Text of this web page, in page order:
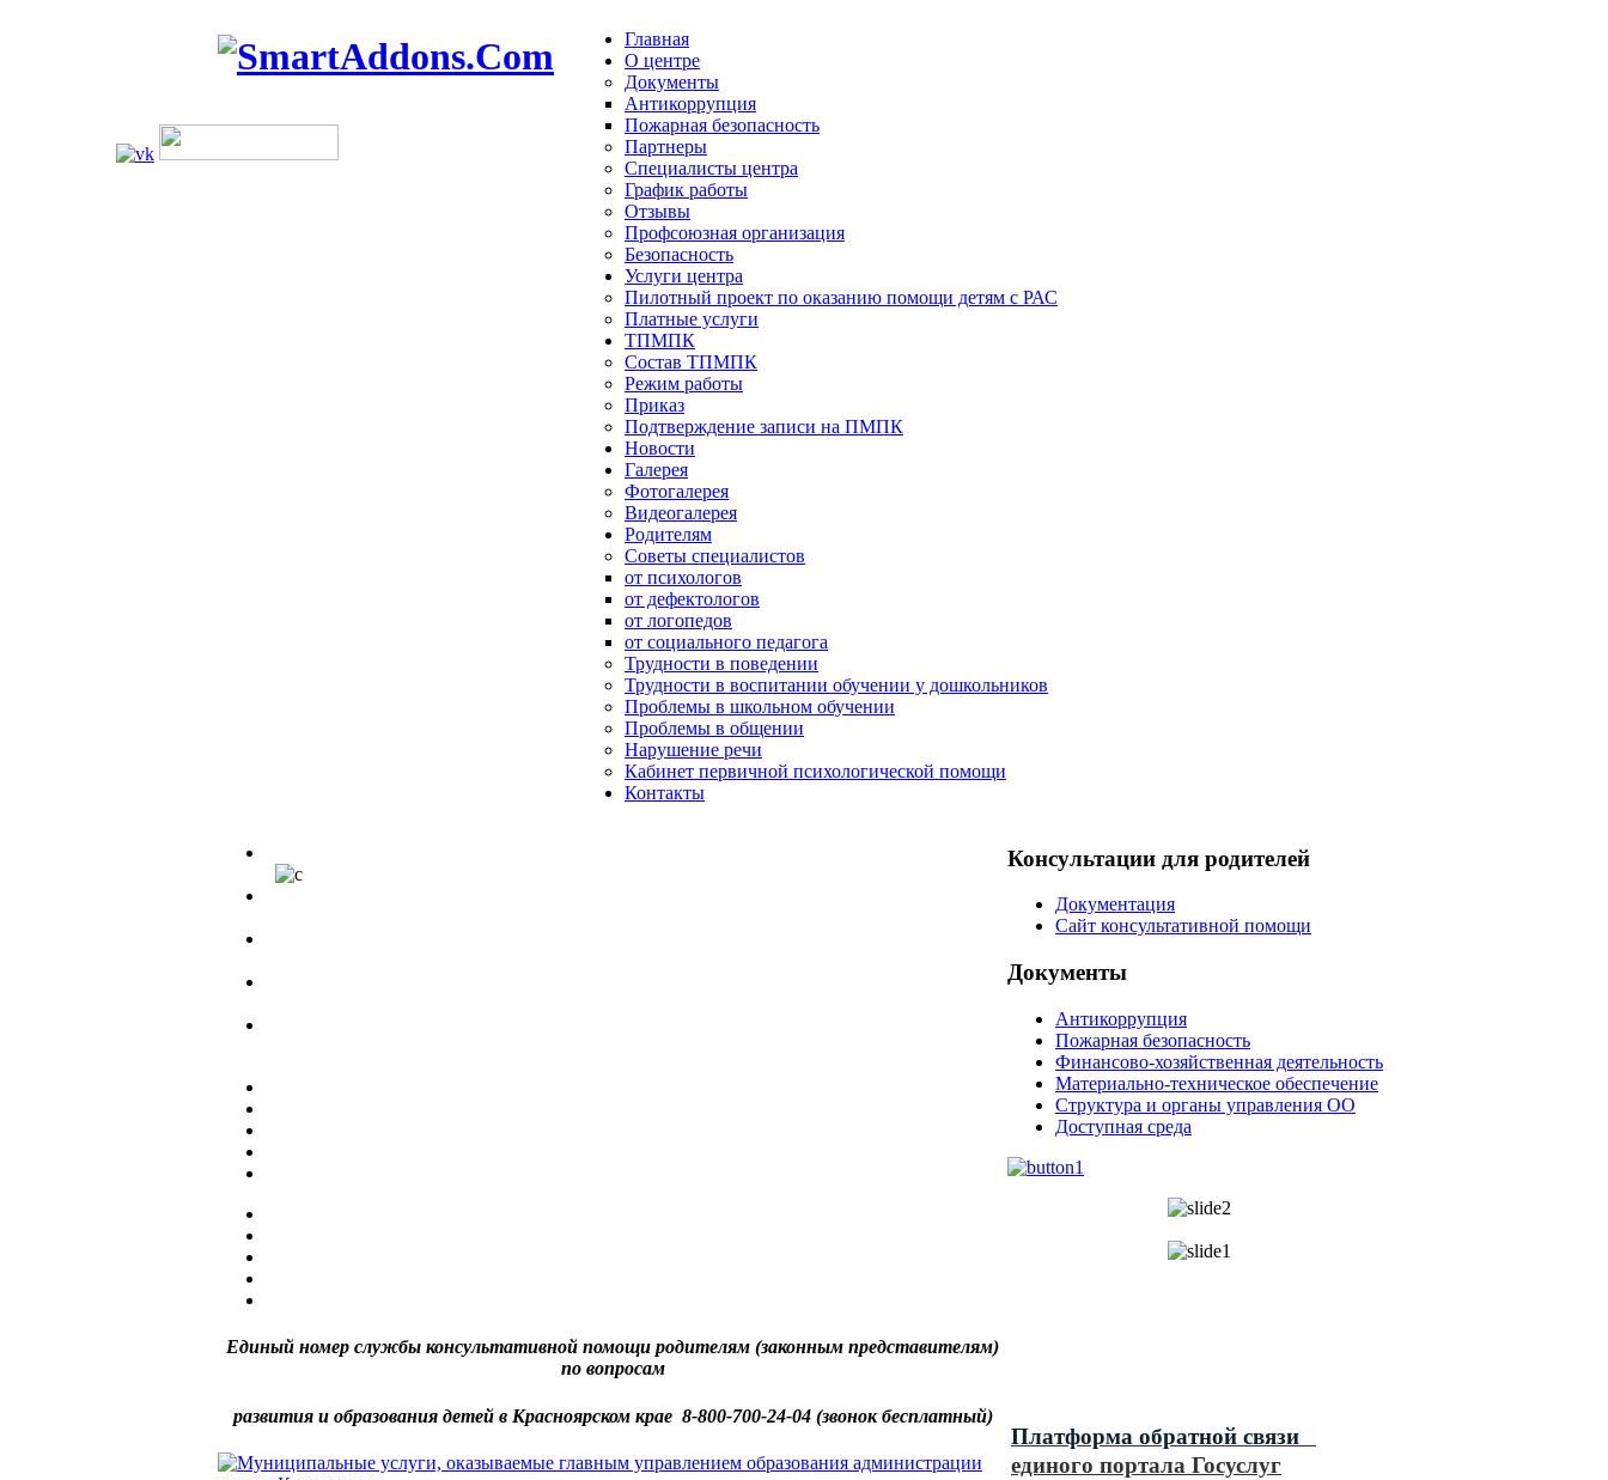
Главная
О центре
Документы
Антикоррупция
Пожарная безопасность
Партнеры
Специалисты центра
График работы
Отзывы
Профсоюзная организация
Безопасность
Услуги центра
Пилотный проект по оказанию помощи детям с РАС
Платные услуги
ТПМПК
Состав ТПМПК
Режим работы
Приказ
Подтверждение записи на ПМПК
Новости
Галерея
Фотогалерея
Видеогалерея
Родителям
Советы специалистов
от психологов
от дефектологов
от логопедов
от социального педагога
Трудности в поведении
Трудности в воспитании обучении у дошкольников
Проблемы в школьном обучении
Проблемы в общении
Нарушение речи
Кабинет первичной психологической помощи
Контакты
Единый номер службы консультативной помощи родителям (законным представителям)
по вопросам
развития и образования детей в Красноярском крае 8-800-700-24-04 (звонок бесплатный)
Консультации для родителей
Документация
Сайт консультативной помощи
Документы
Антикоррупция
Пожарная безопасность
Финансово-хозяйственная деятельность
Материально-техническое обеспечение
Структура и органы управления ОО
Доступная среда
Платформа обратной связи
единого портала Госуслуг